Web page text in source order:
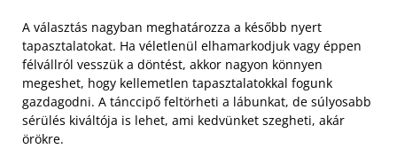
A választás nagyban meghatározza a később nyert
tapasztalatokat. Ha véletlenül elhamarkodjuk vagy éppen
félvállról vesszük a döntést, akkor nagyon könnyen
megeshet, hogy kellemetlen tapasztalatokkal fogunk
gazdagodni. A tánccipő feltörheti a lábunkat, de súlyosabb
sérülés kiváltója is lehet, ami kedvünket szegheti, akár
örökre.